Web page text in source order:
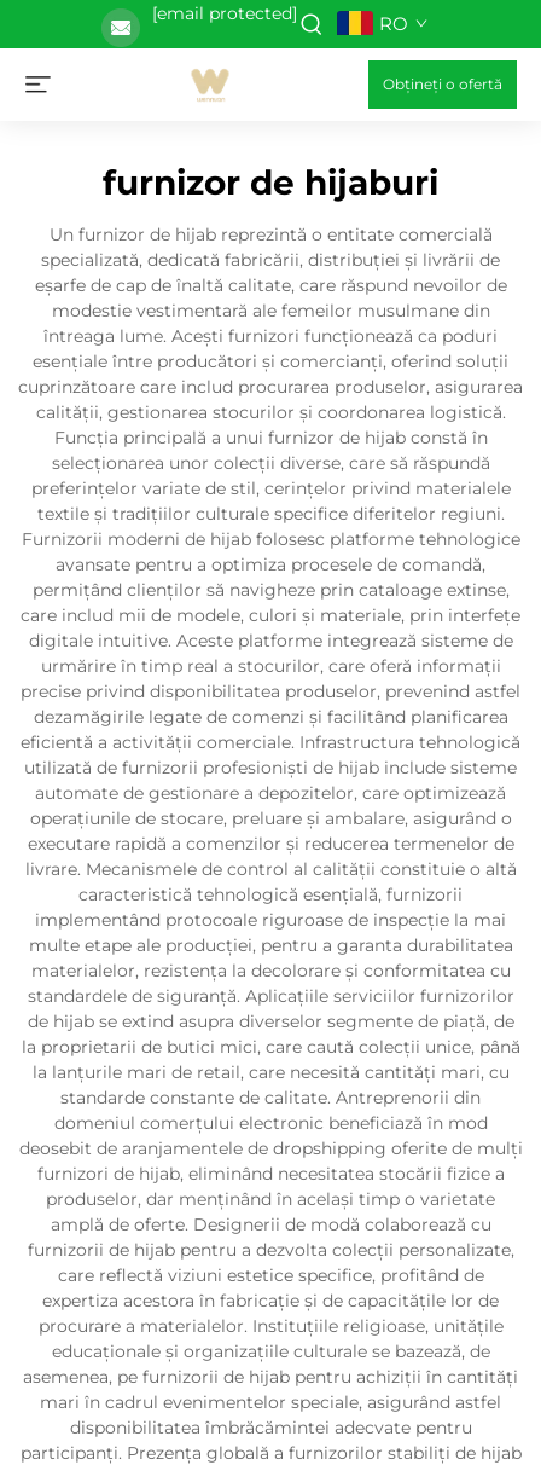
[email protected] RO
Obțineți o ofertă
furnizor de hijaburi
Un furnizor de hijab reprezintă o entitate comercială
specializată, dedicată fabricării, distribuției și livrării de
eșarfe de cap de înaltă calitate, care răspund nevoilor de
modestie vestimentară ale femeilor musulmane din
întreaga lume. Acești furnizori funcționează ca poduri
esențiale între producători și comercianți, oferind soluții
cuprinzătoare care includ procurarea produselor, asigurarea
calității, gestionarea stocurilor și coordonarea logistică.
Funcția principală a unui furnizor de hijab constă în
selecționarea unor colecții diverse, care să răspundă
preferințelor variate de stil, cerințelor privind materialele
textile și tradițiilor culturale specifice diferitelor regiuni.
Furnizorii moderni de hijab folosesc platforme tehnologice
avansate pentru a optimiza procesele de comandă,
permițând clienților să navigheze prin cataloage extinse,
care includ mii de modele, culori și materiale, prin interfețe
digitale intuitive. Aceste platforme integrează sisteme de
urmărire în timp real a stocurilor, care oferă informații
precise privind disponibilitatea produselor, prevenind astfel
dezamăgirile legate de comenzi și facilitând planificarea
eficientă a activității comerciale. Infrastructura tehnologică
utilizată de furnizorii profesioniști de hijab include sisteme
automate de gestionare a depozitelor, care optimizează
operațiunile de stocare, preluare și ambalare, asigurând o
executare rapidă a comenzilor și reducerea termenelor de
livrare. Mecanismele de control al calității constituie o altă
caracteristică tehnologică esențială, furnizorii
implementând protocoale riguroase de inspecție la mai
multe etape ale producției, pentru a garanta durabilitatea
materialelor, rezistența la decolorare și conformitatea cu
standardele de siguranță. Aplicațiile serviciilor furnizorilor
de hijab se extind asupra diverselor segmente de piață, de
la proprietarii de butici mici, care caută colecții unice, până
la lanțurile mari de retail, care necesită cantități mari, cu
standarde constante de calitate. Antreprenorii din
domeniul comerțului electronic beneficiază în mod
deosebit de aranjamentele de dropshipping oferite de mulți
furnizori de hijab, eliminând necesitatea stocării fizice a
produselor, dar menținând în același timp o varietate
amplă de oferte. Designerii de modă colaborează cu
furnizorii de hijab pentru a dezvolta colecții personalizate,
care reflectă viziuni estetice specifice, profitând de
expertiza acestora în fabricație și de capacitățile lor de
procurare a materialelor. Instituțiile religioase, unitățile
educaționale și organizațiile culturale se bazează, de
asemenea, pe furnizorii de hijab pentru achiziții în cantități
mari în cadrul evenimentelor speciale, asigurând astfel
disponibilitatea îmbrăcămintei adecvate pentru
participanți. Prezența globală a furnizorilor stabiliți de hijab